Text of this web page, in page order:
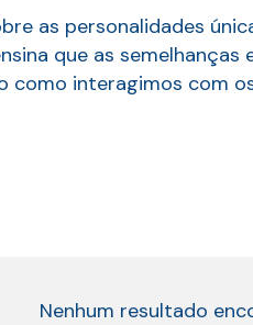
as personalidades
que as
como interagimos com
Nenhum resultado